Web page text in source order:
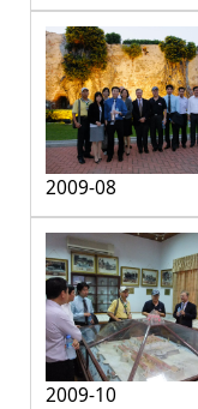
2009-08
2009-10